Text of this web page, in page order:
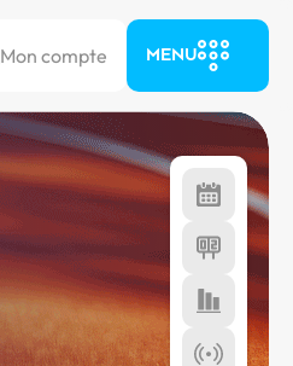
Mon compte MENU